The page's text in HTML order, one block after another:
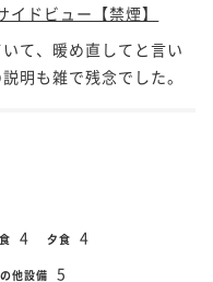
ドビュー【禁煙】
て、暖め直してと言い
明も雑で残念でした。
4 夕食 4
他設備 5